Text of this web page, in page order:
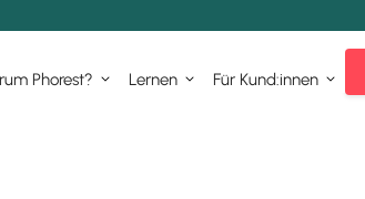
Phorest? Lernen Für Kund:innen